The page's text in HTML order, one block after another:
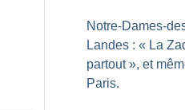
Notre-Dames-
Landes : « La
partout », et
Paris.